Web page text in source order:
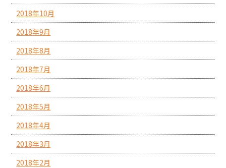
2018年10月
2018年9月
2018年8月
2018年7月
2018年6月
2018年5月
2018年4月
2018年3月
2018年2月